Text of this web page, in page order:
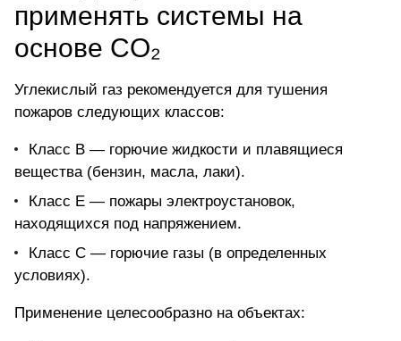
применять системы на
основе CO₂
Углекислый газ рекомендуется для тушения
пожаров следующих классов:
Класс B — горючие жидкости и плавящиеся
вещества (бензин, масла, лаки).
Класс E — пожары электроустановок,
находящихся под напряжением.
Класс C — горючие газы (в определенных
условиях).
Применение целесообразно на объектах: